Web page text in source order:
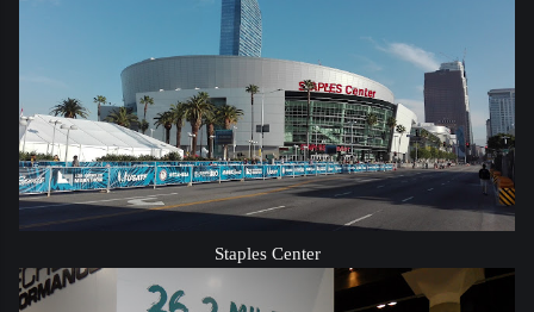
Staples Center